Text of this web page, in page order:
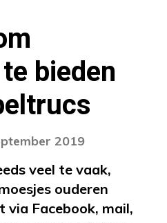
bieden
2019
veel te vaak,
ouderen
via Facebook, mail,